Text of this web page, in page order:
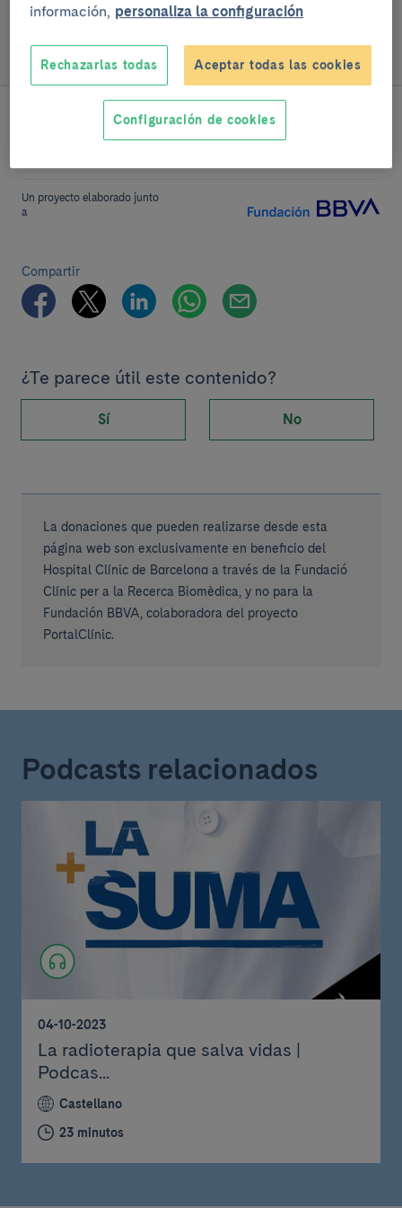
Factores de riesgo
Un proyecto elaborado junto
a
Compartir
¿Te parece útil este contenido?
Sí No
La donaciones que pueden realizarse desde esta
página web son exclusivamente en beneficio del
Hospital Clínic de Barcelona a través de la Fundació
Clínic per a la Recerca Biomèdica, y no para la
Fundación BBVA, colaboradora del proyecto
PortalClínic.
Podcasts relacionados
04-10-2023
La radioterapia que salva vidas |
Podcas...
Castellano
23 minutos
información, personaliza la configuración
Rechazarlas todas Aceptar todas las cookies
Configuración de cookies